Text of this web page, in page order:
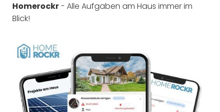
Homerockr- Alle Aufgaben am Haus immer im
Blick!